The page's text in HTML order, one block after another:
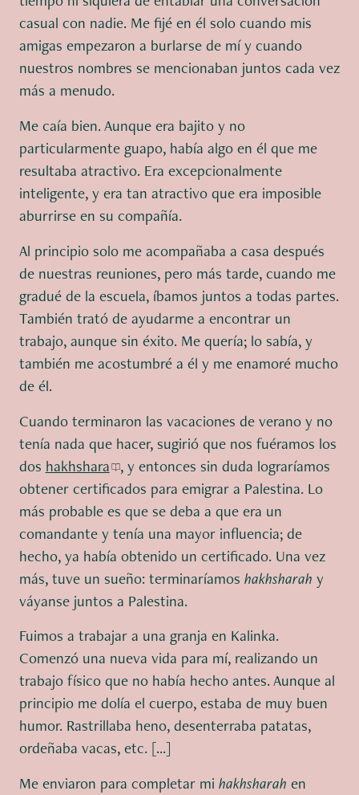
casual con nadie. Me fijé en él solo cuando mis
amigas empezaron a burlarse de mí y cuando
nuestros nombres se mencionaban juntos cada vez
más a menudo.
Me caía bien. Aunque era bajito y no
particularmente guapo, había algo en él que me
resultaba atractivo. Era excepcionalmente
inteligente, y era tan atractivo que era imposible
aburrirse en su compañía.
Al principio solo me acompañaba a casa después
de nuestras reuniones, pero más tarde, cuando me
gradué de la escuela, íbamos juntos a todas partes.
También trató de ayudarme a encontrar un
trabajo, aunque sin éxito. Me quería; lo sabía, y
también me acostumbré a él y me enamoré mucho
de él.
Cuando terminaron las vacaciones de verano y no
tenía nada que hacer, sugirió que nos fuéramos los
dos hakhshara , y entonces sin duda lograríamos
obtener certificados para emigrar a Palestina. Lo
más probable es que se deba a que era un
comandante y tenía una mayor influencia; de
hecho, ya había obtenido un certificado. Una vez
más, tuve un sueño: terminaríamos hakhsharah y
váyanse juntos a Palestina.
Fuimos a trabajar a una granja en Kalinka.
Comenzó una nueva vida para mí, realizando un
trabajo físico que no había hecho antes. Aunque al
principio me dolía el cuerpo, estaba de muy buen
humor. Rastrillaba heno, desenterraba patatas,
ordeñaba vacas, etc. [...]
Me enviaron para completar mi hakhsharah en